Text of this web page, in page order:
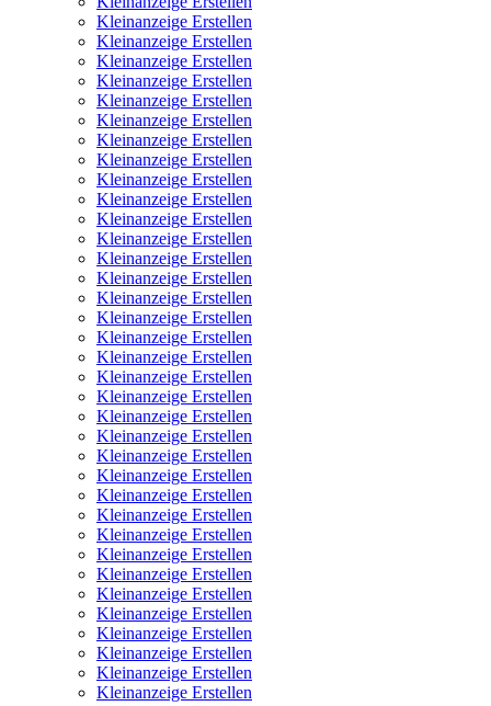
Kleinanzeige Erstellen
Kleinanzeige Erstellen
Kleinanzeige Erstellen
Kleinanzeige Erstellen
Kleinanzeige Erstellen
Kleinanzeige Erstellen
Kleinanzeige Erstellen
Kleinanzeige Erstellen
Kleinanzeige Erstellen
Kleinanzeige Erstellen
Kleinanzeige Erstellen
Kleinanzeige Erstellen
Kleinanzeige Erstellen
Kleinanzeige Erstellen
Kleinanzeige Erstellen
Kleinanzeige Erstellen
Kleinanzeige Erstellen
Kleinanzeige Erstellen
Kleinanzeige Erstellen
Kleinanzeige Erstellen
Kleinanzeige Erstellen
Kleinanzeige Erstellen
Kleinanzeige Erstellen
Kleinanzeige Erstellen
Kleinanzeige Erstellen
Kleinanzeige Erstellen
Kleinanzeige Erstellen
Kleinanzeige Erstellen
Kleinanzeige Erstellen
Kleinanzeige Erstellen
Kleinanzeige Erstellen
Kleinanzeige Erstellen
Kleinanzeige Erstellen
Kleinanzeige Erstellen
Kleinanzeige Erstellen